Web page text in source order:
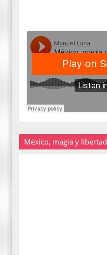
México, magia y libertad